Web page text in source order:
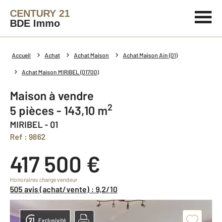
CENTURY 21
BDE Immo
Accueil Achat Achat Maison Achat Maison Ain (01)
Achat Maison MIRIBEL (01700)
Maison à vendre
5 pièces - 143,10 m2
MIRIBEL - 01
Ref : 9862
417 500 €
Honoraires charge vendeur
505 avis (achat/vente) : 9,2/10
Exclusivité